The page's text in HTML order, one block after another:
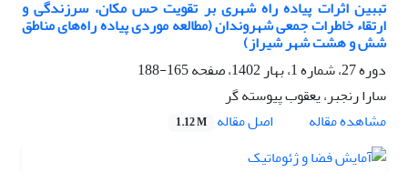
تببین اثرات پیاده راه شهری بر تقویت حس مکان، سرزندگی و
ارتقاء خاطرات جمعی شهروندان (مطالعه موردی پیاده راه‌های مناطق
شش و هشت شهر شیراز)
دوره 27، شماره 1، بهار 1402، صفحه
165-188
سارا رنجبر، یعقوب پیوسته گر
مشاهده مقاله
اصل مقاله 1.12 M